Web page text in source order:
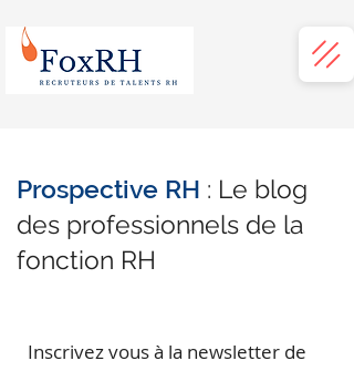
Prospective RH : Le blog
des professionnels de la
fonction RH
Inscrivez vous à la newsletter de